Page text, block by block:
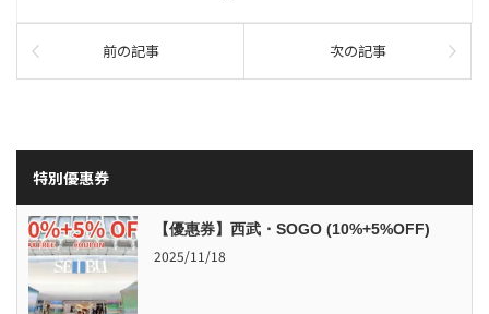
前の記事 次の記事
特別優惠券
【優惠券】西武・SOGO (10%+5%OFF)
2025/11/18